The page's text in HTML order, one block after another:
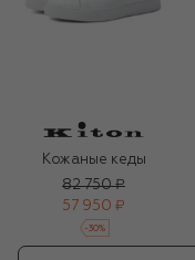
Кожаные кеды
82 750 ₽
57 950 ₽
-30%